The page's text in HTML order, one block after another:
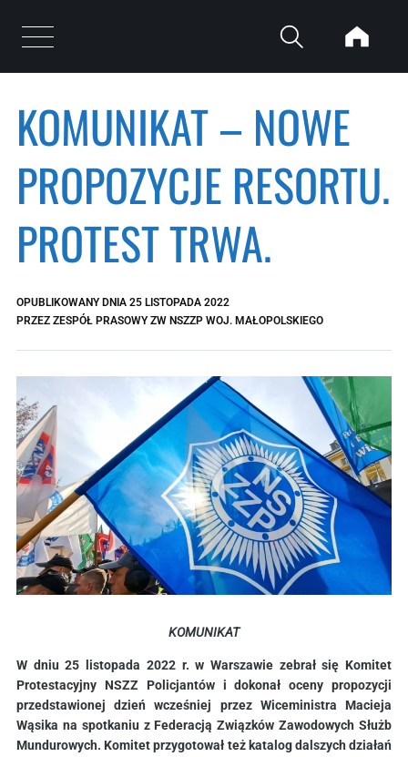
Otwórz menu
KOMUNIKAT – NOWE
PROPOZYCJE RESORTU.
PROTEST TRWA.
OPUBLIKOWANY DNIA 25 LISTOPADA 2022
PRZEZ ZESPÓŁ PRASOWY ZW NSZZP WOJ. MAŁOPOLSKIEGO
KOMUNIKAT
W dniu 25 listopada 2022 r. w Warszawie zebrał się Komitet
Protestacyjny NSZZ Policjantów i dokonał oceny propozycji
przedstawionej dzień wcześniej przez Wiceministra Macieja
Wąsika na spotkaniu z Federacją Związków Zawodowych Służb
Mundurowych. Komitet przygotował też katalog dalszych działań